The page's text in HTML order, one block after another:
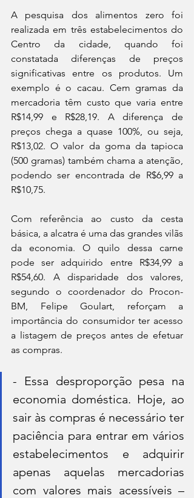
A pesquisa dos alimentos zero foi
realizada em três estabelecimentos do
Centro da cidade, quando foi
constatada diferenças de preços
significativas entre os produtos. Um
exemplo é o cacau. Cem gramas da
mercadoria têm custo que varia entre
R$14,99 e R$28,19. A diferença de
preços chega a quase 100%, ou seja,
R$13,02. O valor da goma da tapioca
(500 gramas) também chama a atenção,
podendo ser encontrada de R$6,99 a
R$10,75.
Com referência ao custo da cesta
básica, a alcatra é uma das grandes vilãs
da economia. O quilo dessa carne
pode ser adquirido entre R$34,99 a
R$54,60. A disparidade dos valores,
segundo o coordenador do Procon-
BM, Felipe Goulart, reforçam a
importância do consumidor ter acesso
a listagem de preços antes de efetuar
as compras.
- Essa desproporção pesa na
economia doméstica. Hoje, ao
sair às compras é necessário ter
paciência para entrar em vários
estabelecimentos e adquirir
apenas aquelas mercadorias
com valores mais acessíveis –